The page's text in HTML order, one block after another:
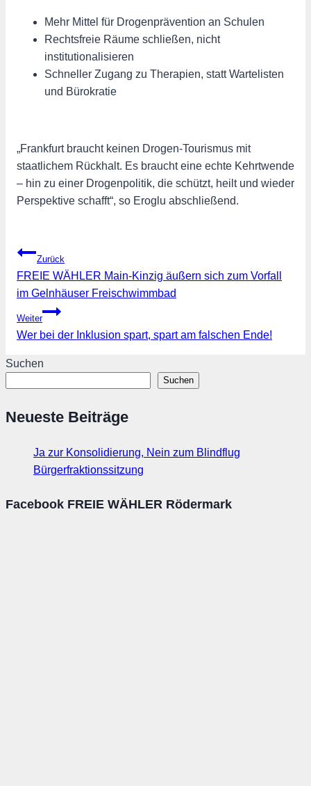
Mehr Mittel für Drogenprävention an Schulen
Rechtsfreie Räume schließen, nicht
institutionalisieren
Schneller Zugang zu Therapien, statt Wartelisten
und Bürokratie
„Frankfurt braucht keinen Drogen-Tourismus mit
staatlichem Rückhalt. Es braucht eine echte Kehrtwende
– hin zu einer Drogenpolitik, die schützt, heilt und wieder
Perspektive schafft“, so Eroglu abschließend.
Beitragsnavigation
Zurück
FREIE WÄHLER Main-Kinzig äußern sich zum Vorfall
im Gelnhäuser Freischwimmbad
Weiter
Wer bei der Inklusion spart, spart am falschen Ende!
Suchen
Suchen
Neueste Beiträge
Ja zur Konsolidierung, Nein zum Blindflug
Bürgerfraktionssitzung
Facebook FREIE WÄHLER Rödermark